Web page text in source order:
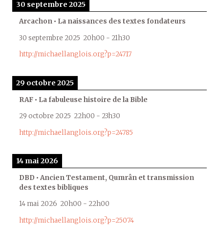
30 septembre 2025
Arcachon • La naissances des textes fondateurs
30 septembre 2025 20h00 - 21h30
http://michaellanglois.org?p=24717
29 octobre 2025
RAF • La fabuleuse histoire de la Bible
29 octobre 2025 22h00 - 23h30
http://michaellanglois.org?p=24785
14 mai 2026
DBD • Ancien Testament, Qumrân et transmission
des textes bibliques
14 mai 2026 20h00 - 22h00
http://michaellanglois.org?p=25074